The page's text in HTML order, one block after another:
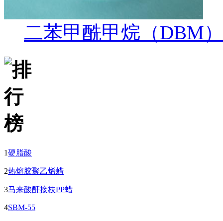
二苯甲酰甲烷（DBM）
1硬脂酸
2热熔胶聚乙烯蜡
3马来酸酐接枝PP蜡
4SBM-55